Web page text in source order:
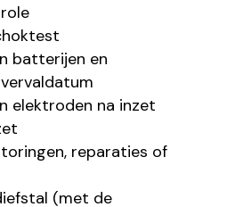
batterijen en
elektroden na inzet
reparaties of
(met de